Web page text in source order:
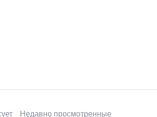
Недавно просмотренные